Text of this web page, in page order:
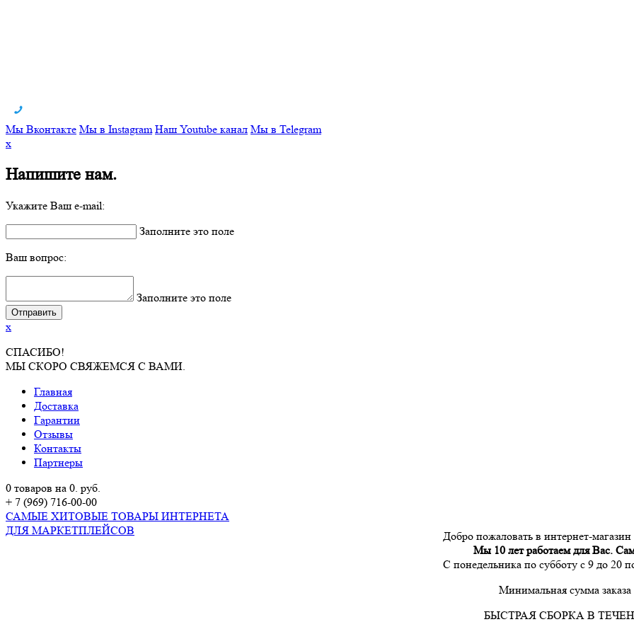
Мы Вконтакте Мы в Instagram Наш Youtube канал Мы в Telegram
x
Напишите нам.
Укажите Ваш e-mail:
Заполните это поле
Ваш вопрос:
Заполните это поле
x
СПАСИБО!
МЫ СКОРО СВЯЖЕМСЯ С ВАМИ.
Главная
Доставка
Гарантии
Отзывы
Контакты
Партнеры
0 товаров на 0. руб.
+ 7 (969) 716-00-00
САМЫЕ ХИТОВЫЕ ТОВАРЫ ИНТЕРНЕТА
ДЛЯ МАРКЕТПЛЕЙСОВ
Добро пожаловать в интернет-
Мы 10 лет работаем для Вас.
С понедельника по субботу с 9 до 20
Минимальная сумма заказа
БЫСТРАЯ СБОРКА В